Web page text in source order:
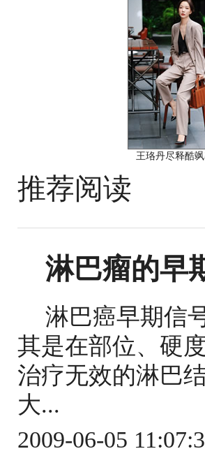
王珞丹尽释酷
推荐阅读
淋巴瘤的早
淋巴癌早期信
其是在部位、硬
治疗无效的淋巴
大...
2009-06-05